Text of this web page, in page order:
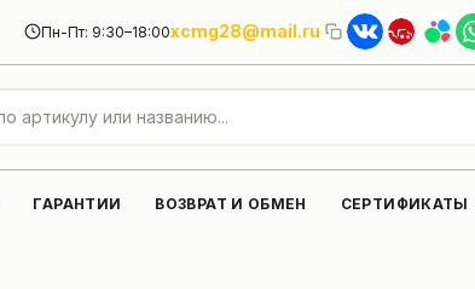
Пн-Пт: 9:30–18:00xcmg28@mail.ru
ГАРАНТИИ ВОЗВРАТ И ОБМЕН СЕРТИФИКАТЫ